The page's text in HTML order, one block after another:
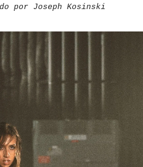
por Joseph Kosinski